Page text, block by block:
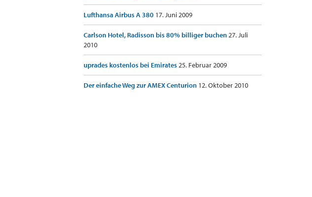
Lufthansa Airbus A 380 17. Juni 2009
Carlson Hotel, Radisson bis 80% billiger buchen27. Juli
2010
uprades kostenlos bei Emirates25. Februar 2009
Der einfache Weg zur AMEX Centurion 12. Oktober 2010